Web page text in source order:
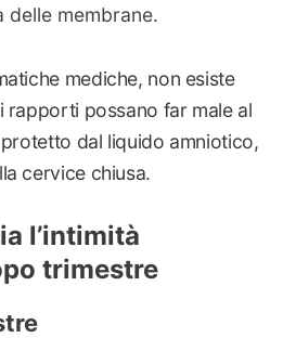
delle membrane.
mediche, non esiste
rapporti possano far male al
dal liquido amniotico,
cervice chiusa.
l’intimità
trimestre